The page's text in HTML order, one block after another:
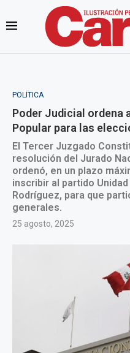
POLÍTICA
Poder Judicial ordena
Popular para las
El Tercer Juzgado
resolución del Jurado
ordenó, en un plazo
inscribir al partido
Rodríguez, para que
generales.
25 agosto, 2025